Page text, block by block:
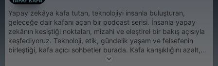
Yapay zekâya kafa tutan, teknolojiyi insanla buluşturan,
geleceğe dair kafanı açan bir podcast serisi. İnsanla yapay
zekânın kesiştiği noktaları, mizahi ve eleştirel bir bakış açısıyla
keşfediyoruz. Teknoloji, etik, gündelik yaşam ve felsefenin
birleştiği, kafa açıcı sohbetler burada. Kafa karışıklığını azalt,